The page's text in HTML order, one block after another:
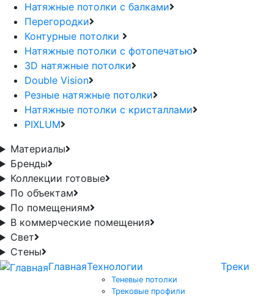
Натяжные потолки с балками
Перегородки
Контурные потолки
Натяжные потолки с фотопечатью
3D натяжные потолки
Double Vision
Резные натяжные потолки
Натяжные потолки с кристаллами
PIXLUM
Материалы
Бренды
Коллекции готовые
По объектам
По помещениям
В коммерческие помещения
Свет
Стены
ГлавнаяТехнологии
Теневые потолки
Трековые профили
Треки